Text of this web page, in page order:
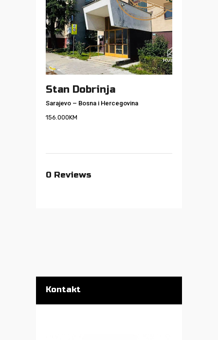
Stan Dobrinja
Sarajevo – Bosna i Hercegovina
156.000KM
0 Reviews
Kontakt